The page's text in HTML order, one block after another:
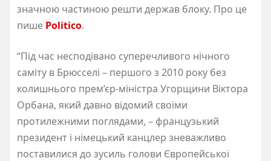
значною частиною решти держав блоку. Про це
пише Politico.
“Під час несподівано суперечливого нічного
саміту в Брюсселі – першого з 2010 року без
колишнього прем’єр-міністра Угорщини Віктора
Орбана, який давно відомий своїми
протилежними поглядами, – французький
президент і німецький канцлер зневажливо
поставилися до зусиль голови Європейської